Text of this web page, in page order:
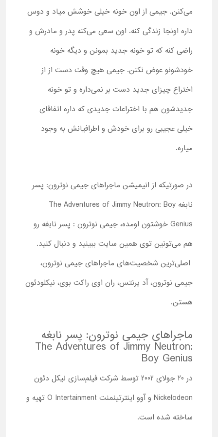
می‌کنن. جیمی از اون خونه خیلی خوشش میاد و دوس
داره اونجا زندگی کنه. اون سعی می‌کنه پدر و مادرش و
راضی کنه که تو خونه جدید بمونن و دیگه خونه
خودشونو عوض نکنن. جیمی هیچ وقت دست از از
اختراع چیزای جدید دست بر نمی‌داره و تو خونه
جدیدشون هم با اختراعات جدیدی که داره اتفاقای
خیلی عجیبی رو برای خودش و اطرافیانش به وجود
میاره.
در صورتیکه از انیمیشن ماجراهای جیمی نوترون: پسر
نابغه The Adventures of Jimmy Neutron: Boy
Genius خوشتون اومده، جیمی نوترون : پسر نابغه رو
هم می‌تونین توی همین سایت ببینید و دنبال کنید.
اصلی‌ترین شخصیت‌های ماجراهای جیمی نوترون،
جیمی نوترون، آد پرنتس، ران اوی راکت بوی، نیکلودئون
هستن.
ماجراهای جیمی نوترون: پسر نابغه
The Adventures of Jimmy Neutron:
Boy Genius
در 20 جولای 2002 توسط شرکت فیلم‌سازی نیکل‌ دئون
Nickelodeon و آوو اینترتینمنت O Intertainment تهیه و
ساخته شده است.